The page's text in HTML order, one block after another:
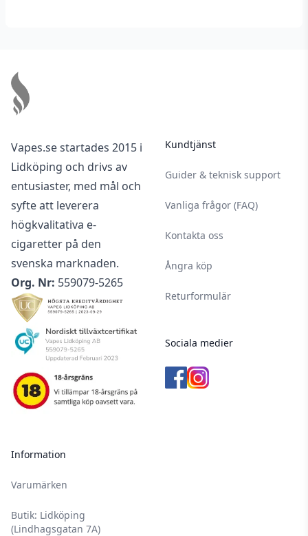
Vapes.se startades 2015 i
Lidköping och drivs av
entusiaster, med mål och
syfte att leverera
högkvalitativa e-
cigaretter på den
svenska marknaden.
Org. Nr: 559079-5265
Information
Varumärken
Butik: Lidköping
(Lindhagsgatan 7A)
Kundtjänst
Guider & teknisk support
Vanliga frågor (FAQ)
Kontakta oss
Ångra köp
Returformulär
Sociala medier